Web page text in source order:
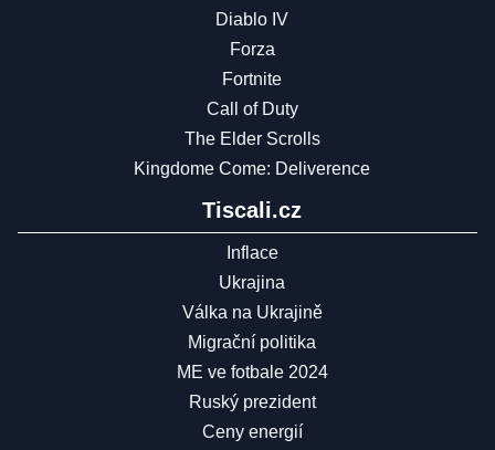
Diablo IV
Forza
Fortnite
Call of Duty
The Elder Scrolls
Kingdome Come: Deliverence
Tiscali.cz
Inflace
Ukrajina
Válka na Ukrajině
Migrační politika
ME ve fotbale 2024
Ruský prezident
Ceny energií